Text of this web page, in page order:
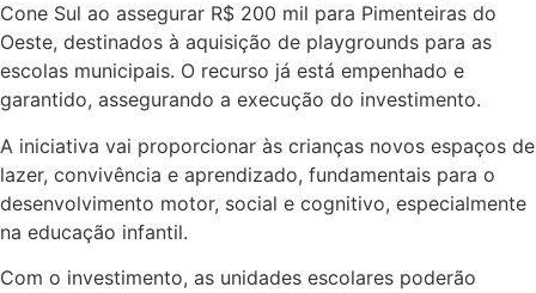
Cone Sul ao assegurar R$ 200 mil para Pimenteiras do
Oeste, destinados à aquisição de playgrounds para as
escolas municipais. O recurso já está empenhado e
garantido, assegurando a execução do investimento.
A iniciativa vai proporcionar às crianças novos espaços de
lazer, convivência e aprendizado, fundamentais para o
desenvolvimento motor, social e cognitivo, especialmente
na educação infantil.
Com o investimento, as unidades escolares poderão